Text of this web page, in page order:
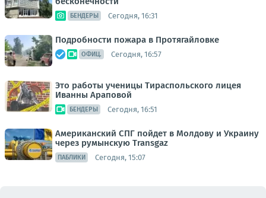
БЕНДЕРЫ Сегодня, 16:31
Подробности пожара в Протягайловке
ОФИЦ. Сегодня, 16:57
Это работы ученицы Тираспольского лицея
Иванны Араповой
БЕНДЕРЫ Сегодня, 16:51
Американский СПГ пойдет в Молдову и Украину
через румынскую Transgaz
ПАБЛИКИ Сегодня, 15:07